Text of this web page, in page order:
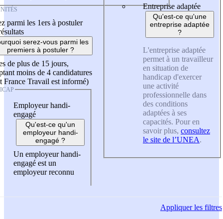
parmi les 1ers à postuler
serez-vous parmi les
premiers à postuler ?
de plus de 15 jours,
moins de 4 candidatures
France Travail est informé)
Employeur handi-
engagé
Qu'est-ce qu'un
employeur handi-
engagé ?
Un employeur handi-
engagé est un
employeur reconnu
Entreprise adaptée
Qu'est-ce qu'une
entreprise adaptée
?
L'entreprise adaptée
permet à un travailleur
en situation de
handicap d'exercer
une activité
professionnelle dans
des conditions
adaptées à ses
capacités. Pour en
savoir plus, consultez
le site de l’UNEA.
Appliquerles filtres